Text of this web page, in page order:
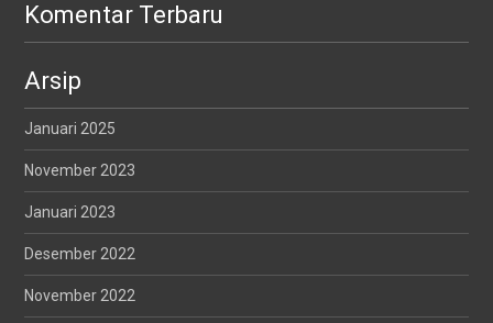
Komentar Terbaru
Arsip
Januari 2025
November 2023
Januari 2023
Desember 2022
November 2022